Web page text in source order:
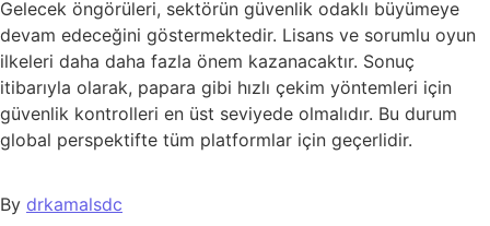
Gelecek öngörüleri, sektörün güvenlik odaklı büyümeye
devam edeceğini göstermektedir. Lisans ve sorumlu oyun
ilkeleri daha daha fazla önem kazanacaktır. Sonuç
itibarıyla olarak, papara gibi hızlı çekim yöntemleri için
güvenlik kontrolleri en üst seviyede olmalıdır. Bu durum
global perspektifte tüm platformlar için geçerlidir.
By drkamalsdc